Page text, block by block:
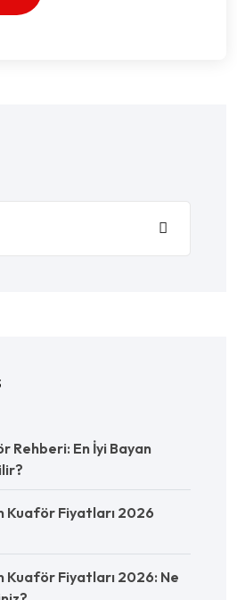
Rehberi: En İyi Bayan
Kuaför Fiyatları 2026
Kuaför Fiyatları 2026: Ne